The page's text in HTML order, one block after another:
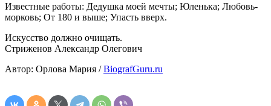
Известные работы: Дедушка моей мечты; Юленька; Любовь-
морковь; От 180 и выше; Упасть вверх.
Искусство должно очищать.
Стриженов Александр Олегович
Автор: Орлова Мария /BiografGuru.ru